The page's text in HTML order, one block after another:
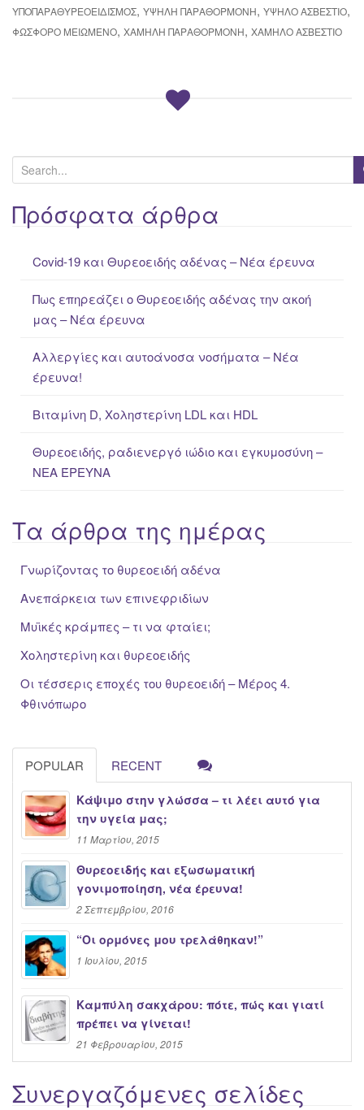
ΥΠΟΠΑΡΑΘΥΡΕΟΕΙΔΙΣΜΌΣ, ΥΨΗΛΉ ΠΑΡΑΘΟΡΜΌΝΗ, ΥΨΗΛΌ ΑΣΒΈΣΤΙΟ,
ΦΏΣΦΟΡΟ ΜΕΙΩΜΈΝΟ, ΧΑΜΗΛΉ ΠΑΡΑΘΟΡΜΌΝΗ, ΧΑΜΗΛΌ ΑΣΒΈΣΤΙΟ
e
a
rΠρόσφατα άρθρα
Covid-19 και Θυρεοειδής αδένας – Νέα έρευνα
Πως επηρεάζει ο Θυρεοειδής αδένας την ακοή
μας – Νέα έρευνα
Αλλεργίες και αυτοάνοσα νοσήματα – Νέα
έρευνα!
Βιταμίνη D, Χοληστερίνη LDL και HDL
Θυρεοειδής, ραδιενεργό ιώδιο και εγκυμοσύνη –
ΝΕΑ ΈΡΕΥΝΑ
Τα άρθρα της ημέρας
Γνωρίζοντας το θυρεοειδή αδένα
Ανεπάρκεια των επινεφριδίων
Μυϊκές κράμπες – τι να φταίει;
Χοληστερίνη και θυρεοειδής
Οι τέσσερις εποχές του θυρεοειδή – Μέρος 4.
Φθινόπωρο
POPULAR RECENT
Κάψιμο στην γλώσσα – τι λέει αυτό για
την υγεία μας;
11 Μαρτίου, 2015
Θυρεοειδής και εξωσωματική
γονιμοποίηση, νέα έρευνα!
2 Σεπτεμβρίου, 2016
“Oι ορμόνες μου τρελάθηκαν!”
1 Ιουλίου, 2015
Καμπύλη σακχάρου: πότε, πώς και γιατί
πρέπει να γίνεται!
21 Φεβρουαρίου, 2015
Συνεργαζόμενες σελίδες